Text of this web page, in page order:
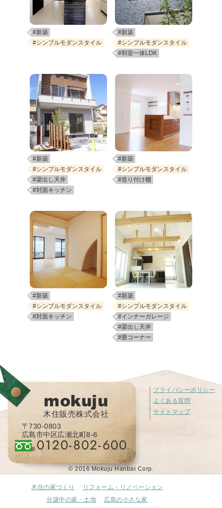
#新築
#シンプルモダンスタイル
#新築
#シンプルモダンスタイル
#和室一体LDK
#新築
#シンプルモダンスタイル
#梁出し天井
#対面キッチン
#新築
#シンプルモダンスタイル
#造り付け棚
#新築
#シンプルモダンスタイル
#対面キッチン
#新築
#シンプルモダンスタイル
#インナーガレージ
#梁出し天井
#畳コーナー
mokuju
木住販売株式会社
〒730-0803
広島市中区広瀬北町8-6
0120-802-600
プライバシーポリシー
よくある質問
サイトマップ
© 2016 Mokuju Hanbai Corp.
木住の家づくり リフォーム・リノベーション
分譲中の家・土地 広島の小さな家